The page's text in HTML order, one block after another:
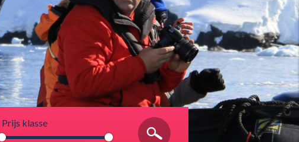
Prijs klasse